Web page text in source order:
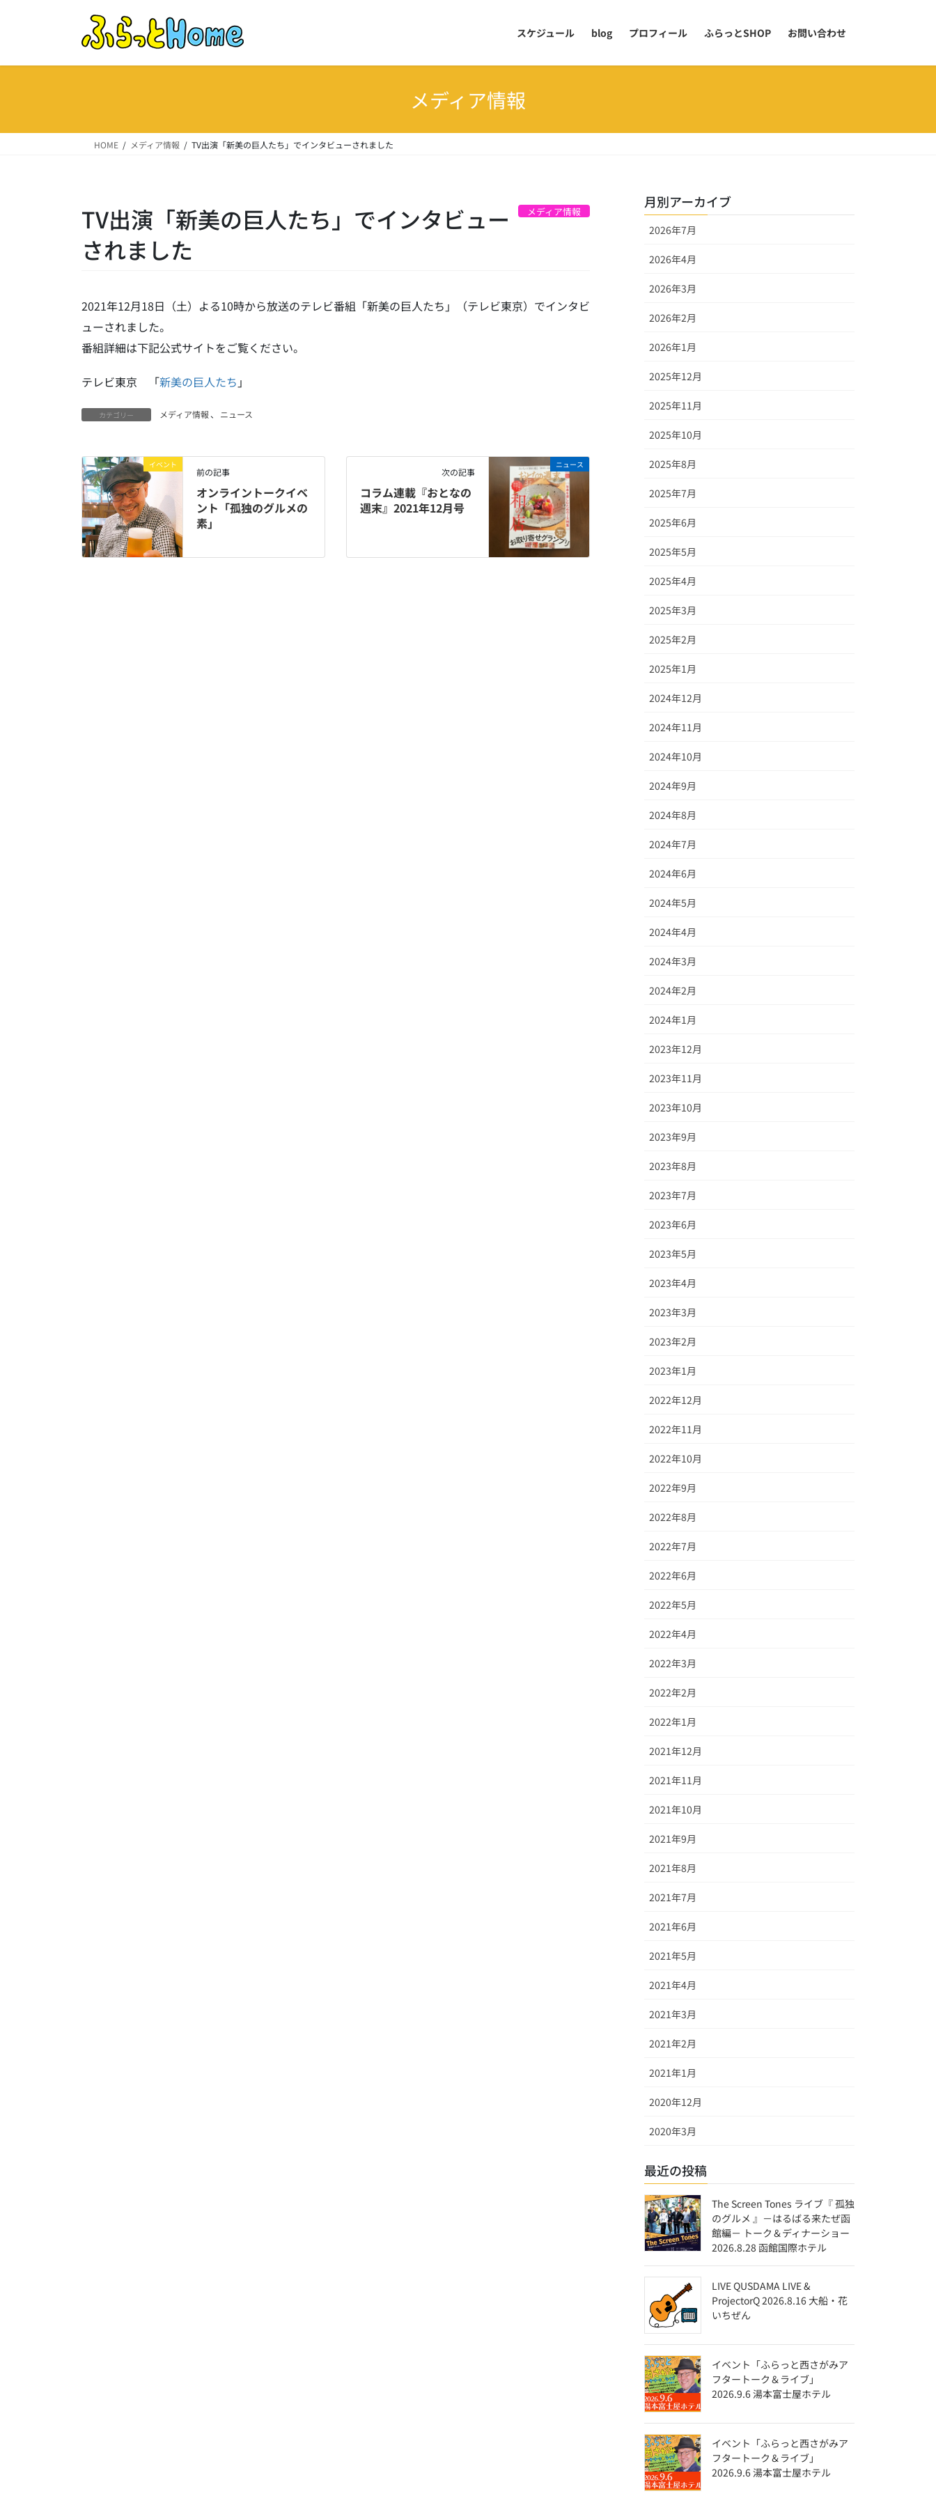
スケジュール blog プロフィール ふらっとSHOP お問い合わせ
メディア情報
HOME メディア情報 TV出演「新美の巨人たち」でインタビューされました
メディア情報
TV出演「新美の巨人たち」でインタビュー
されました
2021年12月18日（土）よる10時から放送のテレビ番組「新美の巨人たち」（テレビ東京）でインタビ
ューされました。
番組詳細は下記公式サイトをご覧ください。
テレビ東京 「新美の巨人たち 」
カテゴリー メディア情報 、 ニュース
イベント
前の記事
オンライントークイベ
ント「孤独のグルメの
素」
ニュース
次の記事
コラム連載『おとなの
週末』2021年12月号
月別アーカイブ
2026年7月
2026年4月
2026年3月
2026年2月
2026年1月
2025年12月
2025年11月
2025年10月
2025年8月
2025年7月
2025年6月
2025年5月
2025年4月
2025年3月
2025年2月
2025年1月
2024年12月
2024年11月
2024年10月
2024年9月
2024年8月
2024年7月
2024年6月
2024年5月
2024年4月
2024年3月
2024年2月
2024年1月
2023年12月
2023年11月
2023年10月
2023年9月
2023年8月
2023年7月
2023年6月
2023年5月
2023年4月
2023年3月
2023年2月
2023年1月
2022年12月
2022年11月
2022年10月
2022年9月
2022年8月
2022年7月
2022年6月
2022年5月
2022年4月
2022年3月
2022年2月
2022年1月
2021年12月
2021年11月
2021年10月
2021年9月
2021年8月
2021年7月
2021年6月
2021年5月
2021年4月
2021年3月
2021年2月
2021年1月
2020年12月
2020年3月
最近の投稿
The Screen Tones ライブ『 孤独
のグルメ 』－はるばる来たぜ函
館編－ トーク＆ディナーショー
2026.8.28 函館国際ホテル
LIVE QUSDAMA LIVE &
ProjectorQ 2026.8.16 大船・花
いちぜん
イベント「ふらっと西さがみア
フタートーク＆ライブ」
2026.9.6 湯本富士屋ホテル
イベント「ふらっと西さがみア
フタートーク＆ライブ」
2026.9.6 湯本富士屋ホテル